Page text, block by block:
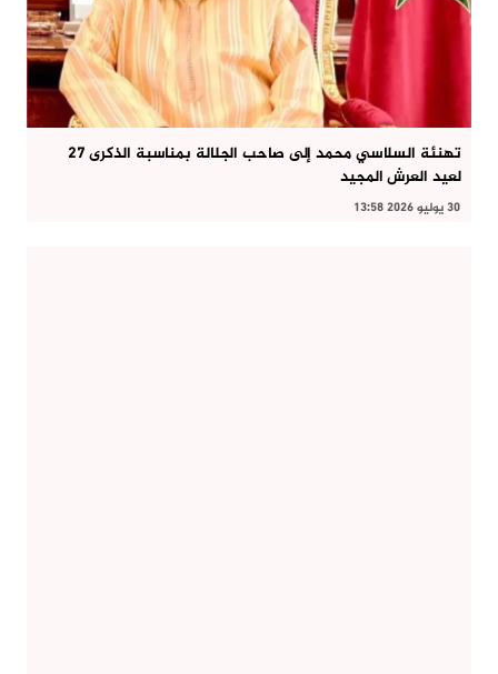
تهنئة السلاسي محمد إلى صاحب الجلالة بمناسبة الذكرى 27
لعيد العرش المجيد
30 يوليو 2026 13:58